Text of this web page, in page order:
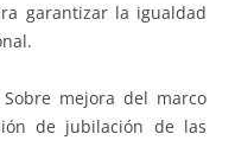
garantizar la igualdad
mejora del marco
de jubilación de las